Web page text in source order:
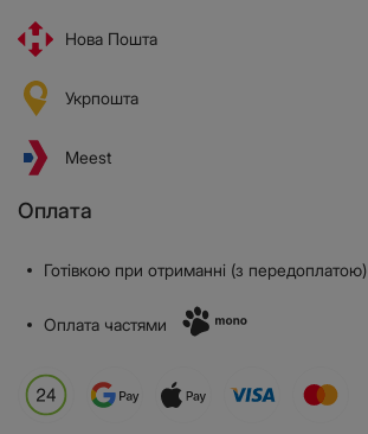
Нова Пошта
Укрпошта
Meest
Оплата
Готівкою при отриманні (з передоплатою)
Оплата частями